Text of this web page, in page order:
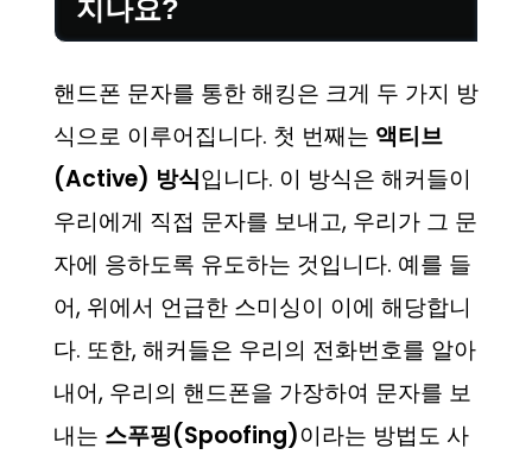
지나요?
핸드폰 문자를 통한 해킹은 크게 두 가지 방
식으로 이루어집니다. 첫 번째는 액티브
(Active) 방식입니다. 이 방식은 해커들이
우리에게 직접 문자를 보내고, 우리가 그 문
자에 응하도록 유도하는 것입니다. 예를 들
어, 위에서 언급한 스미싱이 이에 해당합니
다. 또한, 해커들은 우리의 전화번호를 알아
내어, 우리의 핸드폰을 가장하여 문자를 보
내는 스푸핑(Spoofing)이라는 방법도 사